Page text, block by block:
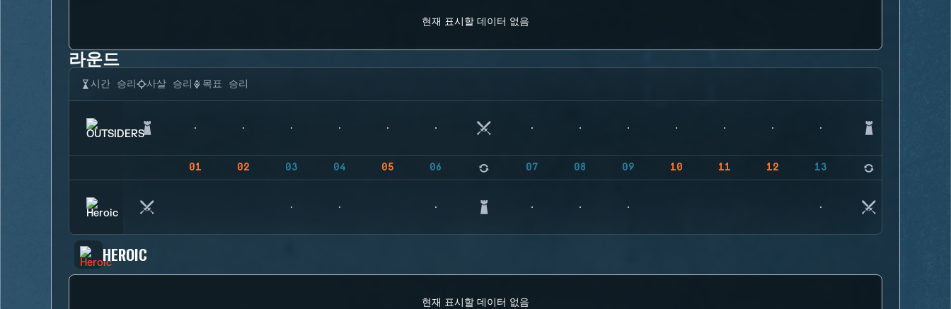
현재 표시할 데이터 없음
라운드
시간 승리 사살 승리 목표 승리
01 02 03 04 05 06 07 08 09 10 11 12 13
HEROIC
현재 표시할 데이터 없음